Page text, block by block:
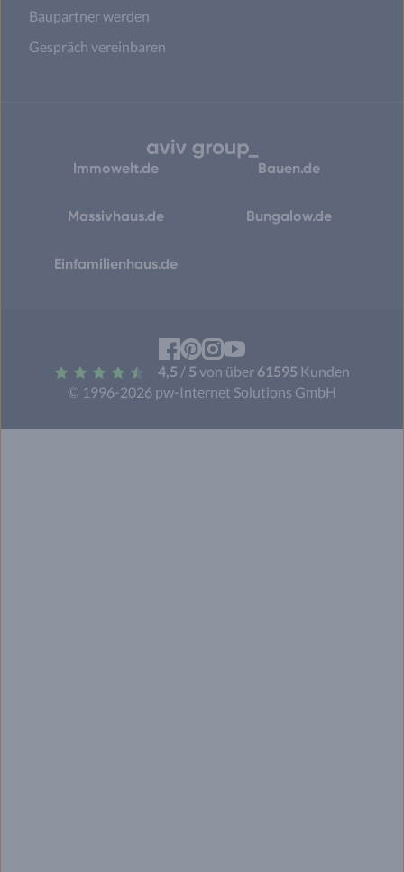
Baupartner werden
Gespräch vereinbaren
Immowelt.de Bauen.de
Massivhaus.de Bungalow.de
Einfamilienhaus.de
© 1996-2026 pw-Internet Solutions GmbH
4,5 / 5 von über 61595 Kunden
Facebook
Pinterest
Instagram